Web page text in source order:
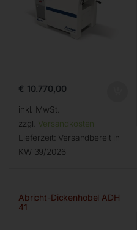
€ 10.770,00
inkl. MwSt.
zzgl. Versandkosten
Lieferzeit: Versandbereit in
KW 39/2026
Abricht-Dickenhobel ADH
41